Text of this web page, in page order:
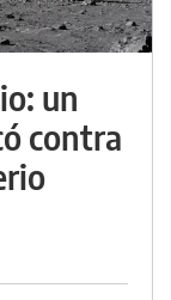
un
contra